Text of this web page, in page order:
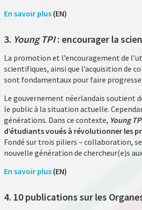
En savoir plus (EN)
3. Young TPI: encourager la
La promotion et l’encouragement de
scientifiques, ainsi que l’acquisition de
sont fondamentaux pour faire
Le gouvernement néerlandais soutient
le public à la situation actuelle.
générations. Dans ce contexte, Young
d’étudiants voués à révolutionner les
Fondé sur trois piliers – collaboration,
nouvelle génération de chercheur(e)s
En savoir plus (EN)
4. 10 publications sur les